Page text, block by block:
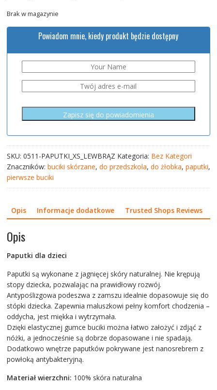
Brak w magazynie
Powiadom mnie, kiedy produkt będzie dostępny
SKU: 0511-PAPUTKI_XS_LEWBRĄZ Kategoria: Bez Kategori
Znaczników: buciki skórzane, do przedszkola, do żłobka, paputki,
pierwsze buciki
Opis Informacje dodatkowe Trusted Shops Reviews
Opis
Paputki dla dzieci
Paputki są wykonane z jagnięcej skóry naturalnej. Nie krępują
stopy dziecka, pozwalając na prawidłowy rozwój.
Antypoślizgowa podeszwa z zamszu idealnie dopasowuje się do
stópki dziecka. Zapewnia maluszkowi pełny komfort chodzenia –
oddycha, jest miękka i wytrzymała.
Dzięki elastycznej gumce buciki można łatwo założyć i zdjąć z
nóżki, a jednocześnie są dobrze dopasowane i nie spadają.
Dodatkowo wnętrze paputków pokrywane jest nanosrebrem z
powłoką antybakteryjną.
Materiał wierzchni: 100% skóra naturalna